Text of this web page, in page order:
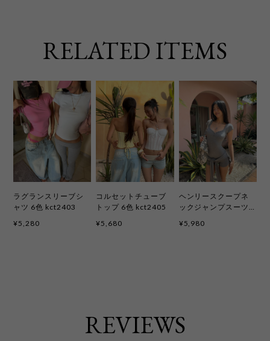
RELATED ITEMS
ラグランスリーブシ
ャツ 6色 kct2403
¥5,280
コルセットチューブ
トップ 6色 kct2405
¥5,680
ヘンリースクープネ
ックジャンプスーツ
色 kcd4091
¥5,980
REVIEWS